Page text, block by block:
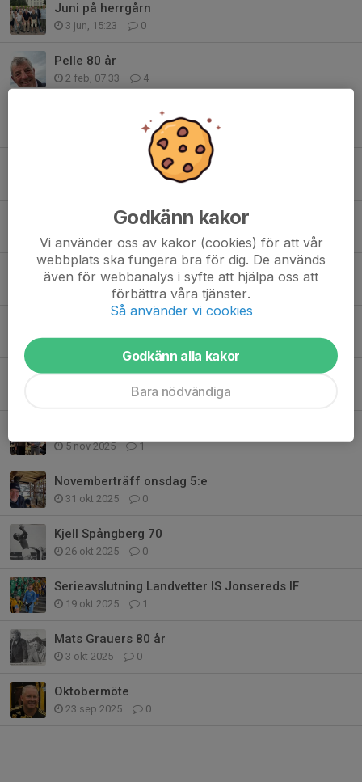
Juni på herrgårn
3 jun, 15:23 0
Pelle 80 år
2 feb, 07:33 4
0
Peter Henriksson
10 dec 2025
Veteranmöte december
27 nov 2025 0
13 nov 2025 0
Armas Jigenstedt 80
0
5 nov 2025 1
Novemberträff onsdag 5:e
31 okt 2025 0
Kjell Spångberg 70
26 okt 2025 0
Serieavslutning Landvetter IS Jonsereds IF
19 okt 2025 1
Mats Grauers 80 år
3 okt 2025 0
Oktobermöte
23 sep 2025 0
Godkänn kakor
Vi använder oss av kakor (cookies) för att vår
webbplats ska fungera bra för dig. De används
även för webbanalys i syfte att hjälpa oss att
förbättra våra tjänster.
Så använder vi cookies
Godkänn alla kakor
Bara nödvändiga